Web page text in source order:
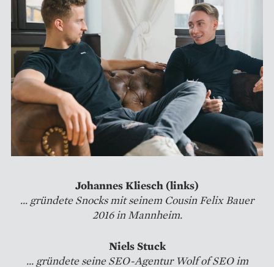
Johannes Kliesch (links)
... gründete Snocks mit seinem Cousin Felix Bauer
2016 in Mannheim.
Niels Stuck
... gründete seine SEO-­Agentur Wolf of SEO im